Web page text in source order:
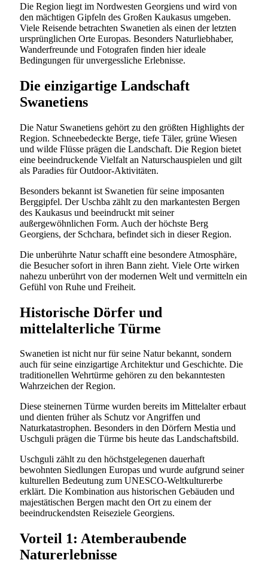
Die Region liegt im Nordwesten Georgiens und wird von
den mächtigen Gipfeln des Großen Kaukasus umgeben.
Viele Reisende betrachten Swanetien als einen der letzten
ursprünglichen Orte Europas. Besonders Naturliebhaber,
Wanderfreunde und Fotografen finden hier ideale
Bedingungen für unvergessliche Erlebnisse.
Die einzigartige Landschaft
Swanetiens
Die Natur Swanetiens gehört zu den größten Highlights der
Region. Schneebedeckte Berge, tiefe Täler, grüne Wiesen
und wilde Flüsse prägen die Landschaft. Die Region bietet
eine beeindruckende Vielfalt an Naturschauspielen und gilt
als Paradies für Outdoor-Aktivitäten.
Besonders bekannt ist Swanetien für seine imposanten
Berggipfel. Der Uschba zählt zu den markantesten Bergen
des Kaukasus und beeindruckt mit seiner
außergewöhnlichen Form. Auch der höchste Berg
Georgiens, der Schchara, befindet sich in dieser Region.
Die unberührte Natur schafft eine besondere Atmosphäre,
die Besucher sofort in ihren Bann zieht. Viele Orte wirken
nahezu unberührt von der modernen Welt und vermitteln ein
Gefühl von Ruhe und Freiheit.
Historische Dörfer und
mittelalterliche Türme
Swanetien ist nicht nur für seine Natur bekannt, sondern
auch für seine einzigartige Architektur und Geschichte. Die
traditionellen Wehrtürme gehören zu den bekanntesten
Wahrzeichen der Region.
Diese steinernen Türme wurden bereits im Mittelalter erbaut
und dienten früher als Schutz vor Angriffen und
Naturkatastrophen. Besonders in den Dörfern Mestia und
Uschguli prägen die Türme bis heute das Landschaftsbild.
Uschguli zählt zu den höchstgelegenen dauerhaft
bewohnten Siedlungen Europas und wurde aufgrund seiner
kulturellen Bedeutung zum UNESCO-Weltkulturerbe
erklärt. Die Kombination aus historischen Gebäuden und
majestätischen Bergen macht den Ort zu einem der
beeindruckendsten Reiseziele Georgiens.
Vorteil 1: Atemberaubende
Naturerlebnisse